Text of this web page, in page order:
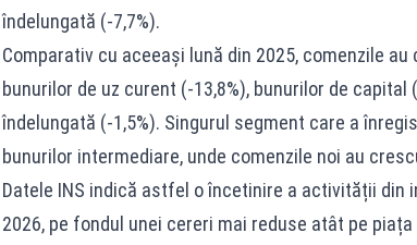
îndelungată (-7,7%).
Comparativ cu aceeași lună din 2025, comenzile
bunurilor de uz curent (-13,8%), bunurilor de
îndelungată (-1,5%). Singurul segment care a
bunurilor intermediare, unde comenzile noi au
Datele INS indică astfel o încetinire a activității din
2026, pe fondul unei cereri mai reduse atât pe